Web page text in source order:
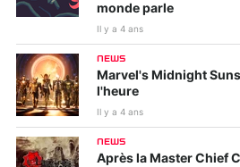
monde parle
Il y a 4 ans
NEWS
Marvel's Midnight
l'heure
Il y a 4 ans
NEWS
Après la Master Chief